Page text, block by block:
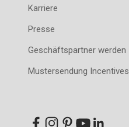
Karriere
Presse
Geschäftspartner werden
Mustersendung Incentives